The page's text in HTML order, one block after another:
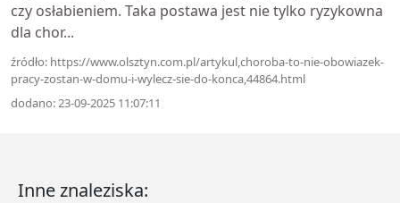
czy osłabieniem. Taka postawa jest nie tylko ryzykowna
dla chor...
źródło: https://www.olsztyn.com.pl/artykul,choroba-to-nie-obowiazek-
pracy-zostan-w-domu-i-wylecz-sie-do-konca,44864.html
dodano: 23-09-2025 11:07:11
Inne znaleziska: